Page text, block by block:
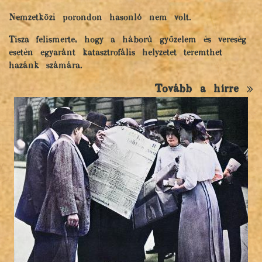
Nemzetközi porondon hasonló nem volt.
Tisza felismerte, hogy a háború győzelem és vereség
esetén egyaránt katasztrofális helyzetet teremthet
hazánk számára.
Tovább a hírre